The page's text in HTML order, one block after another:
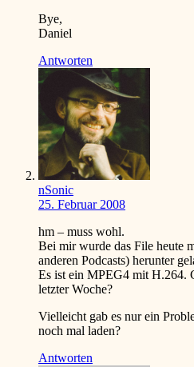
Bye,
Daniel
Antworten
nSonic
25. Februar 2008
hm – muss wohl.
Bei mir wurde das File heute
anderen Podcasts) herunter
Es ist ein MPEG4 mit H.264.
letzter Woche?
Vielleicht gab es nur ein
noch mal laden?
Antworten